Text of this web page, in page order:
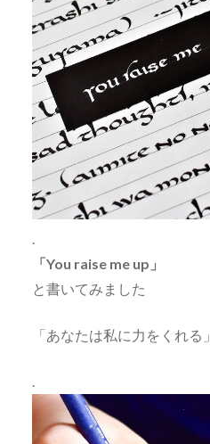
「You raise me up」
と書いてみました
「あなたは私に力をくれる」